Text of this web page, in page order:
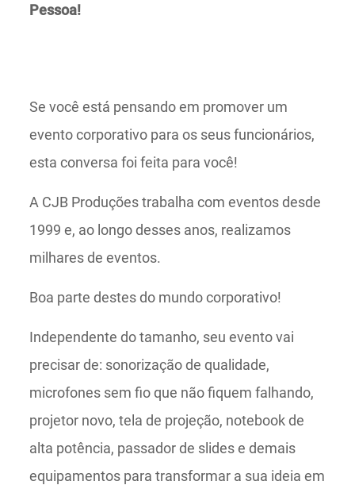
Pessoa!
Se você está pensando em promover um
evento corporativo para os seus funcionários,
esta conversa foi feita para você!
A CJB Produções trabalha com eventos desde
1999 e, ao longo desses anos, realizamos
milhares de eventos.
Boa parte destes do mundo corporativo!
Independente do tamanho, seu evento vai
precisar de: sonorização de qualidade,
microfones sem fio que não fiquem falhando,
projetor novo, tela de projeção, notebook de
alta potência, passador de slides e demais
equipamentos para transformar a sua ideia em